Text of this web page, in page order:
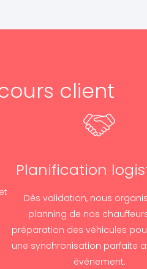
client
Planification
Dès validation, nous
planning de nos
préparation des véhicules
une synchronisation parfaite
événement.